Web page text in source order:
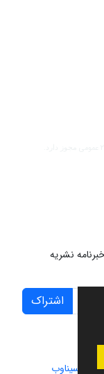
نشریه
اشتراک
از سیناوب